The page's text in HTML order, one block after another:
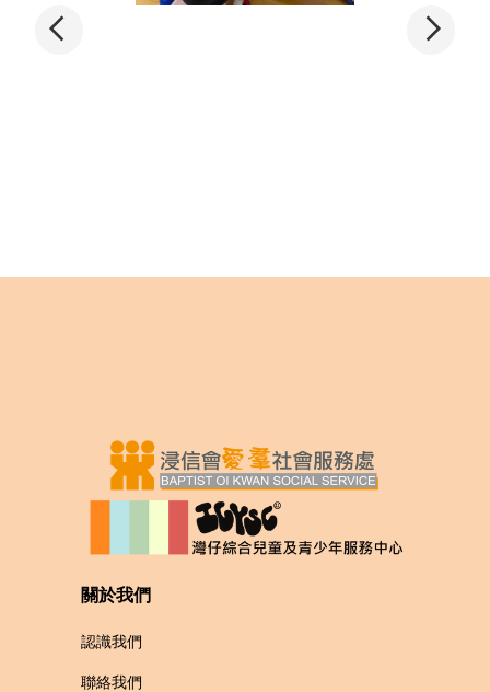
關於我們
認識我們
聯絡我們